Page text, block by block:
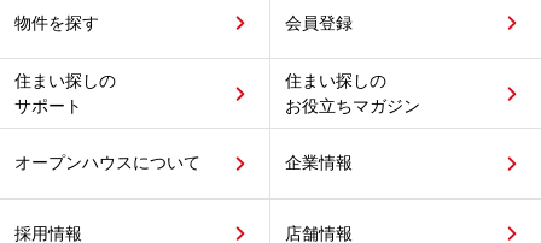
物件を探す 会員登録
住まい探しの
サポート
住まい探しの
お役立ちマガジン
オープンハウスについて 企業情報
採用情報 店舗情報